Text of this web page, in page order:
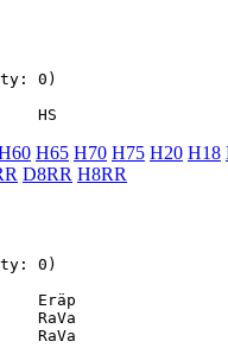
0)
H65 H70 H75 H20 H18
D8RR H8RR
0)
Eräp
RaVa